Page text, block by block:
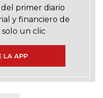
primer diario
y financiero de
solo un clic
LA APP